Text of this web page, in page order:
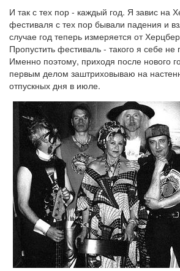
И так с тех пор - каждый год. Я завис на
фестиваля с тех пор бывали падения и
случае год теперь измеряется от
Пропустить фестиваль - такого я себе не
Именно поэтому, приходя после нового
первым делом заштриховываю на
отпускных дня в июле.